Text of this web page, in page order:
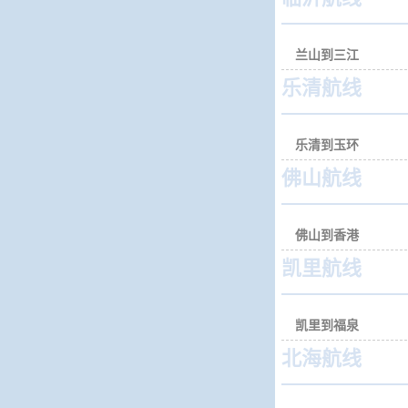
兰山到三江
乐清航线
乐清到玉环
佛山航线
佛山到香港
凯里航线
凯里到福泉
北海航线